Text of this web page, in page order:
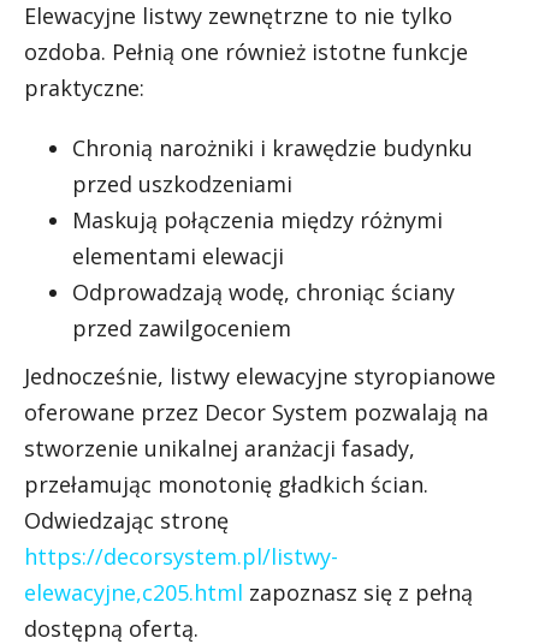
Elewacyjne listwy zewnętrzne to nie tylko
ozdoba. Pełnią one również istotne funkcje
praktyczne:
Chronią narożniki i krawędzie budynku
przed uszkodzeniami
Maskują połączenia między różnymi
elementami elewacji
Odprowadzają wodę, chroniąc ściany
przed zawilgoceniem
Jednocześnie, listwy elewacyjne styropianowe
oferowane przez Decor System pozwalają na
stworzenie unikalnej aranżacji fasady,
przełamując monotonię gładkich ścian.
Odwiedzając stronę
https://decorsystem.pl/listwy-
elewacyjne,c205.html zapoznasz się z pełną
dostępną ofertą.